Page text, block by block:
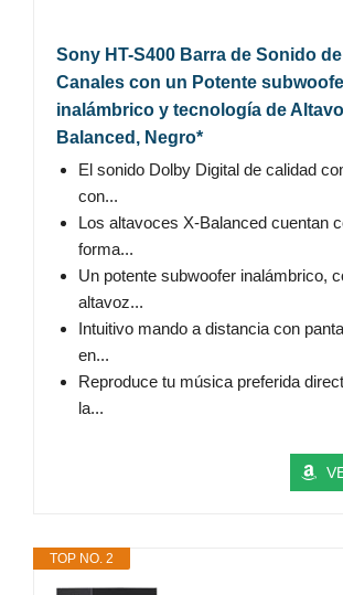
Sony HT-S400 Barra de Sonido
Canales con un Potente
inalámbrico y tecnología de
Balanced, Negro*
El sonido Dolby Digital de calidad
con...
Los altavoces X-Balanced cuentan
forma...
Un potente subwoofer inalámbrico,
altavoz...
Intuitivo mando a distancia con
en...
Reproduce tu música preferida
la...
TOP NO. 2